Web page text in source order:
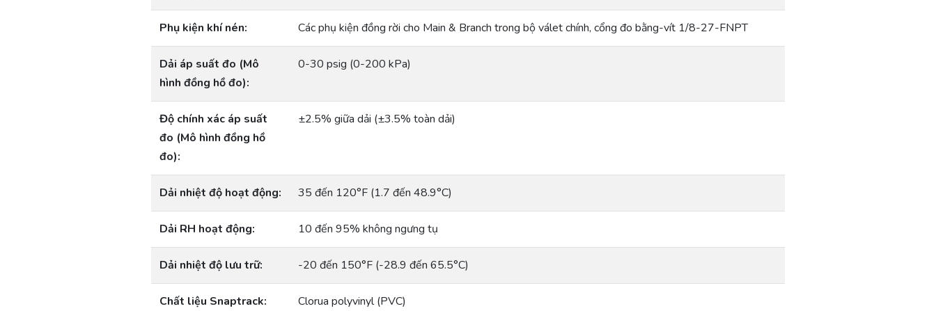
Phụ kiện khí nén: Các phụ kiện đồng rời cho Main & Branch trong bộ válet chính, cổng đo bằng-vít 1/8-27-FNPT
Dải áp suất đo (Mô
hình đồng hồ đo):
0-30 psig (0-200 kPa)
Độ chính xác áp suất
đo (Mô hình đồng hồ
đo):
±2.5% giữa dải (±3.5% toàn dải)
Dải nhiệt độ hoạt động: 35 đến 120°F (1.7 đến 48.9°C)
Dải RH hoạt động: 10 đến 95% không ngưng tụ
Dải nhiệt độ lưu trữ: -20 đến 150°F (-28.9 đến 65.5°C)
Chất liệu Snaptrack: Clorua polyvinyl (PVC)